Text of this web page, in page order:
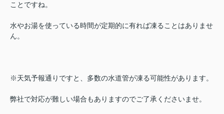
ことですね。
水やお湯を使っている時間が定期的に有れば凍ることはありませ
ん。
※天気予報通りですと、多数の水道管が凍る可能性があります。
弊社で対応が難しい場合もありますのでご了承くださいませ。